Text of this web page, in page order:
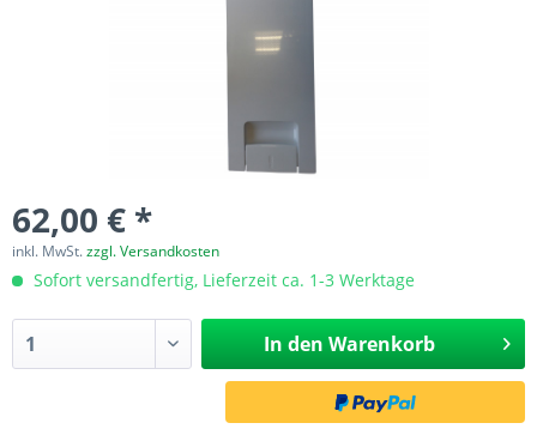
62,00 € *
inkl. MwSt.zzgl. Versandkosten
Sofort versandfertig, Lieferzeit ca. 1-3 Werktage
In den Warenkorb